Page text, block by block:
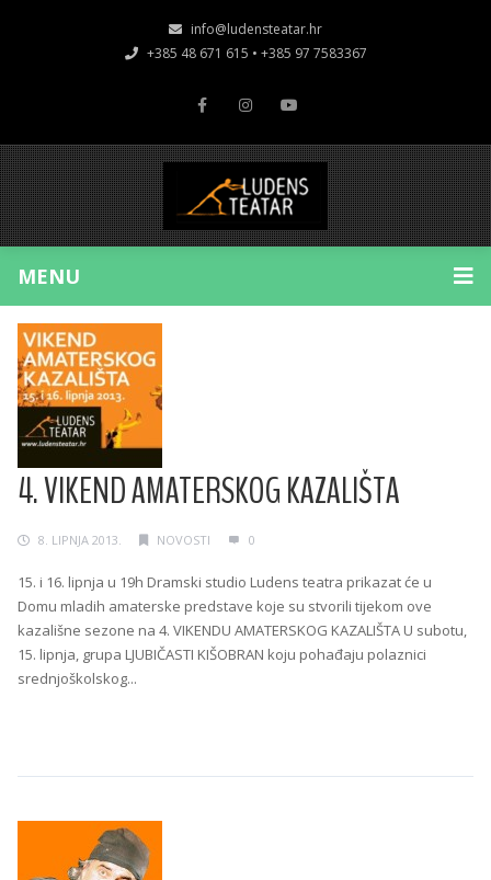
info@ludensteatar.hr
+385 48 671 615 • +385 97 7583367
MENU
4. VIKEND AMATERSKOG KAZALIŠTA
8. LIPNJA 2013. NOVOSTI 0
15. i 16. lipnja u 19h Dramski studio Ludens teatra prikazat će u
Domu mladih amaterske predstave koje su stvorili tijekom ove
kazališne sezone na 4. VIKENDU AMATERSKOG KAZALIŠTA U subotu,
15. lipnja, grupa LJUBIČASTI KIŠOBRAN koju pohađaju polaznici
srednjoškolskog...